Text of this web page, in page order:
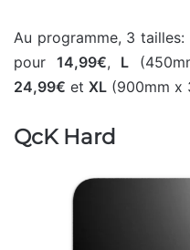
Au programme, 3 tailles:
pour14,99€, L
24,99€ et XL (900mm x
QcK Hard